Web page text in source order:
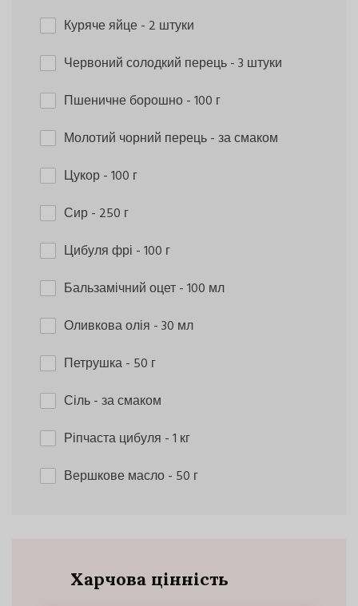
Куряче яйце- 2 штуки
Червоний солодкий перець- 3 штуки
Пшеничне борошно- 100 г
Молотий чорний перець- за смаком
Цукор- 100 г
Сир- 250 г
Цибуля фрі - 100 г
Бальзамічний оцет- 100 мл
Оливкова олія - 30 мл
Петрушка- 50 г
Сіль- за смаком
Ріпчаста цибуля - 1 кг
Вершкове масло- 50 г
Харчова цінність